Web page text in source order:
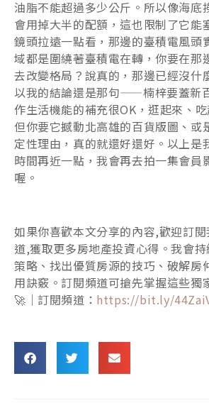
油脂不能超過多少公斤。所以像海底
會用掉大半的配額，這也限制了它能
鏡頭拉遠一點看，那邊的臺積電風頭
域都是圍繞著臺積電在轉，你要在那
去改變格局？說真的，那邊已經沒什
以我的結論還是那句——楠梓要蓋新
作生活機能的補充很OK，逛起來、吃
但你要它撼動北高雄的百貨版圖、或
定性理由，真的就還好還好。以上是
時間再近一點，我會再去拍一集會員
喔。
如果你喜歡本文分享的內容,歡迎訂
道,獲取更多房地產投資心得。我會
策略、找出優質房源的技巧、破解房
用訣竅。訂閱頻道可搶先掌握這些獨
🚀｜訂閱頻道： https://bit.ly/